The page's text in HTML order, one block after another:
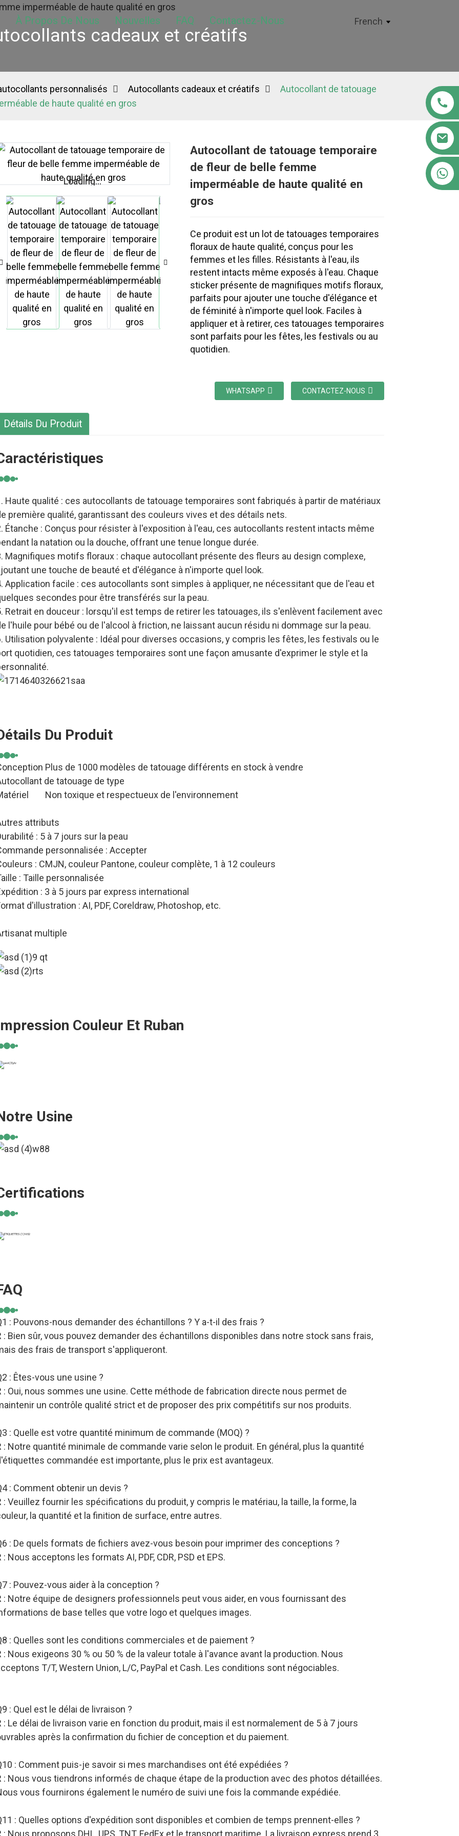
À Propos De Nous Nouvelles FAQ Contactez-Nous French
cadeaux et créatifs
personnalisés Autocollants cadeaux et créatifs
Autocollant de tatouage
de haute qualité en gros
Loading...
Loading... Loading...
Loading...
Autocollant de tatouage temporaire
de fleur de belle femme
imperméable de haute qualité en
gros
Ce produit est un lot de tatouages ​​temporaires
floraux de haute qualité, conçus pour les
femmes et les filles. Résistants à l'eau, ils
restent intacts même exposés à l'eau. Chaque
sticker présente de magnifiques motifs floraux,
parfaits pour ajouter une touche d'élégance et
de féminité à n'importe quel look. Faciles à
appliquer et à retirer, ces tatouages ​​temporaires
sont parfaits pour les fêtes, les festivals ou au
quotidien.
WHATSAPP CONTACTEZ-NOUS
Détails Du Produit
Haute qualité : ces autocollants de tatouage temporaires sont fabriqués à partir de matériaux
première qualité, garantissant des couleurs vives et des détails nets.
Étanche : Conçus pour résister à l'exposition à l'eau, ces autocollants restent intacts même
la natation ou la douche, offrant une tenue longue durée.
Magnifiques motifs floraux : chaque autocollant présente des fleurs au design complexe,
une touche de beauté et d'élégance à n'importe quel look.
Application facile : ces autocollants sont simples à appliquer, ne nécessitant que de l'eau et
secondes pour être transférés sur la peau.
Retrait en douceur : lorsqu'il est temps de retirer les tatouages, ils s'enlèvent facilement avec
l'huile pour bébé ou de l'alcool à friction, ne laissant aucun résidu ni dommage sur la peau.
Utilisation polyvalente : Idéal pour diverses occasions, y compris les fêtes, les festivals ou le
quotidien, ces tatouages ​​temporaires sont une façon amusante d'exprimer le style et la
Du Produit
Plus de 1000 modèles de tatouage différents en stock à vendre
de tatouage de type
Non toxique et respectueux de l'environnement
attributs
: 5 à 7 jours sur la peau
personnalisée : Accepter
: CMJN, couleur Pantone, couleur complète, 1 à 12 couleurs
: Taille personnalisée
: 3 à 5 jours par express international
d'illustration : AI, PDF, Coreldraw, Photoshop, etc.
multiple
Couleur Et Ruban
Usine
: Pouvons-nous demander des échantillons ? Y a-t-il des frais ?
: Bien sûr, vous pouvez demander des échantillons disponibles dans notre stock sans frais,
des frais de transport s'appliqueront.
: Êtes-vous une usine ?
: Oui, nous sommes une usine. Cette méthode de fabrication directe nous permet de
un contrôle qualité strict et de proposer des prix compétitifs sur nos produits.
: Quelle est votre quantité minimum de commande (MOQ) ?
: Notre quantité minimale de commande varie selon le produit. En général, plus la quantité
commandée est importante, plus le prix est avantageux.
: Comment obtenir un devis ?
: Veuillez fournir les spécifications du produit, y compris le matériau, la taille, la forme, la
la quantité et la finition de surface, entre autres.
: De quels formats de fichiers avez-vous besoin pour imprimer des conceptions ?
: Nous acceptons les formats AI, PDF, CDR, PSD et EPS.
: Pouvez-vous aider à la conception ?
: Notre équipe de designers professionnels peut vous aider, en vous fournissant des
de base telles que votre logo et quelques images.
: Quelles sont les conditions commerciales et de paiement ?
: Nous exigeons 30 % ou 50 % de la valeur totale à l'avance avant la production. Nous
T/T, Western Union, L/C, PayPal et Cash. Les conditions sont négociables.
: Quel est le délai de livraison ?
: Le délai de livraison varie en fonction du produit, mais il est normalement de 5 à 7 jours
après la confirmation du fichier de conception et du paiement.
: Comment puis-je savoir si mes marchandises ont été expédiées ?
: Nous vous tiendrons informés de chaque étape de la production avec des photos détaillées.
vous fournirons également le numéro de suivi une fois la commande expédiée.
: Quelles options d'expédition sont disponibles et combien de temps prennent-elles ?
: Nous proposons DHL, UPS, TNT, FedEx et le transport maritime. La livraison express prend 3